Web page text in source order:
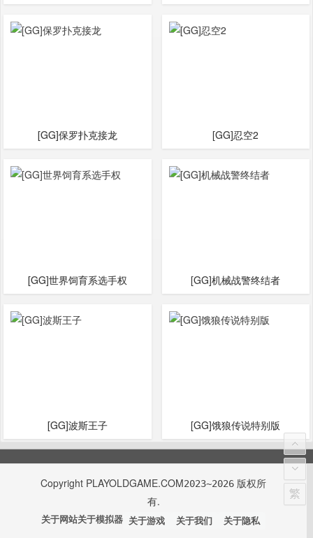
[GG]保罗扑克接龙 [GG]忍空2
[GG]世界饲育系选手权 [GG]机械战警终结者
[GG]波斯王子 [GG]饿狼传说特别版
Copyright PLAYOLDGAME.COM2023~2026 版权所
有.
关于网站关于模拟器 关于游戏 关于我们 关于隐私
繁